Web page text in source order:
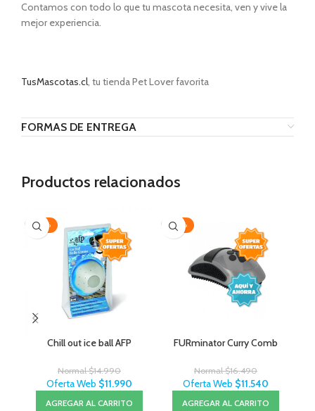
Contamos con todo lo que tu mascota necesita, ven y vive la
mejor experiencia.
TusMascotas.cl, tu tienda Pet Lover favorita
FORMAS DE ENTREGA
Productos relacionados
-20%
Chill out ice ball AFP
Normal$14.990
Oferta Web $11.990
AGREGAR AL CARRITO
-30%
FURminator Curry Comb
Normal$16.490
Oferta Web $11.540
AGREGAR AL CARRITO